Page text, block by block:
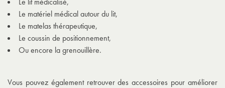
Le matériel médical autour du lit,
Le matelas thérapeutique,
Le coussin de positionnement,
Ou encore la grenouillère.
Vous pouvez également retrouver des accessoires pour améliorer